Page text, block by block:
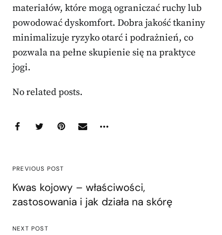
materiałów, które mogą ograniczać ruchy lub
powodować dyskomfort. Dobra jakość tkaniny
minimalizuje ryzyko otarć i podrażnień, co
pozwala na pełne skupienie się na praktyce
jogi.
No related posts.
PREVIOUS POST
Kwas kojowy – właściwości,
zastosowania i jak działa na skórę
NEXT POST